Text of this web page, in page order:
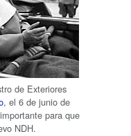
de Exteriores
, el 6 de junio de
para que
NDH.